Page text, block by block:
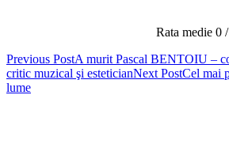
Rata medie 0
Post
navigation
Previous PostA murit Pascal BENTOIU –
critic muzical şi esteticianNext PostCel mai
lume